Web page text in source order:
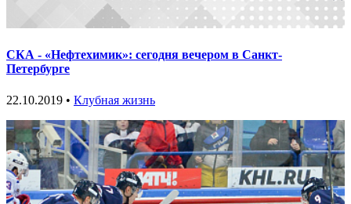
СКА - «Нефтехимик»: сегодня вечером в Санкт-
Петербурге
22.10.2019 • Клубная жизнь